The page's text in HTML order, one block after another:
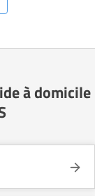
à domicile